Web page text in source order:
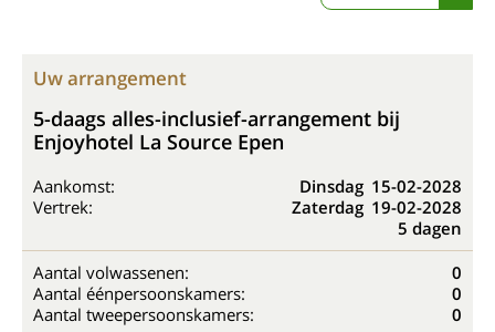
Uw arrangement
5-daags alles-inclusief-arrangement bij
Enjoyhotel La Source Epen
Aankomst: Dinsdag 15-02-2028
Vertrek:
Zaterdag 19-02-2028
5 dagen
Aantal volwassenen:
0
Aantal éénpersoonskamers:
0
Aantal tweepersoonskamers:
0